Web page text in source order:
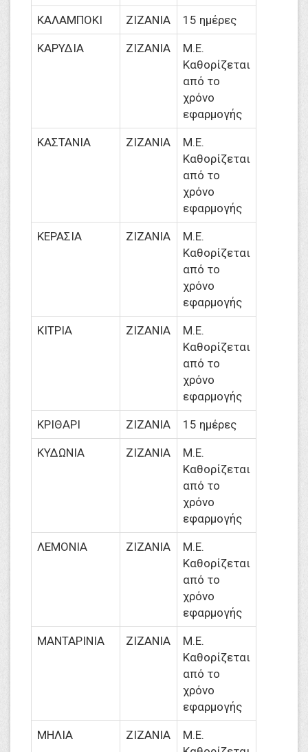
ΚΑΛΑΜΠΟΚΙ ΖΙΖΑΝΙΑ 15 ημέρες
ΚΑΡΥΔΙΑ ΖΙΖΑΝΙΑ
M.Ε.
Καθορίζεται
από το
χρόνο
εφαρμογής
ΚΑΣΤΑΝΙΑ ΖΙΖΑΝΙΑ
M.Ε.
Καθορίζεται
από το
χρόνο
εφαρμογής
ΚΕΡΑΣΙΑ ΖΙΖΑΝΙΑ
M.Ε.
Καθορίζεται
από το
χρόνο
εφαρμογής
ΚΙΤΡΙΑ ΖΙΖΑΝΙΑ
M.Ε.
Καθορίζεται
από το
χρόνο
εφαρμογής
ΚΡΙΘΑΡΙ ΖΙΖΑΝΙΑ 15 ημέρες
ΚΥΔΩΝΙΑ ΖΙΖΑΝΙΑ
M.Ε.
Καθορίζεται
από το
χρόνο
εφαρμογής
ΛΕΜΟΝΙΑ ΖΙΖΑΝΙΑ
M.Ε.
Καθορίζεται
από το
χρόνο
εφαρμογής
ΜΑΝΤΑΡΙΝΙΑ ΖΙΖΑΝΙΑ
M.Ε.
Καθορίζεται
από το
χρόνο
εφαρμογής
ΜΗΛΙΑ ΖΙΖΑΝΙΑ
M.Ε.